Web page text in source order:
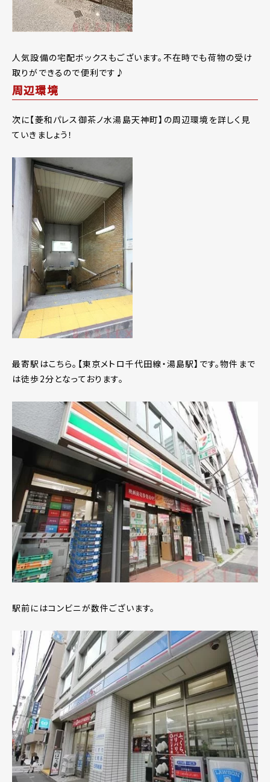
人気設備の宅配ボックスもございます。不在時でも荷物の受け
取りができるので便利です♪
周辺環境
次に【菱和パレス御茶ノ水湯島天神町】の周辺環境を詳しく見
ていきましょう！
最寄駅はこちら。【東京メトロ千代田線・湯島駅】です。物件まで
は徒歩2分となっております。
駅前にはコンビニが数件ございます。